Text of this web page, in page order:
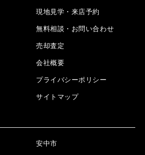
現地見学・来店予約
無料相談・お問い合わせ
売却査定
会社概要
プライバシーポリシー
サイトマップ
安中市